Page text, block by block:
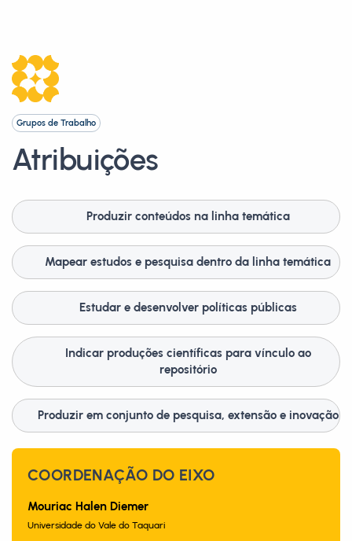
Grupos de Trabalho
Atribuições
Produzir conteúdos na linha temática
Mapear estudos e pesquisa dentro da linha temática
Estudar e desenvolver políticas públicas
Indicar produções científicas para vínculo ao
repositório
Produzir em conjunto de pesquisa, extensão e inovação
COORDENAÇÃO DO EIXO
Mouriac Halen Diemer
Universidade do Vale do Taquari